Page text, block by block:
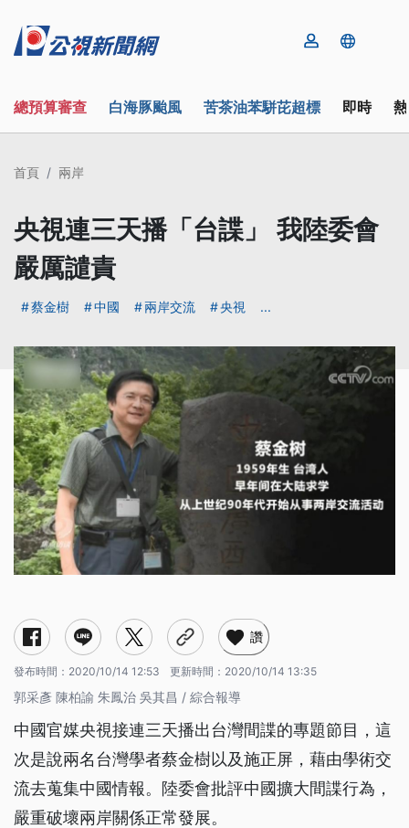
總預算審查 白海豚颱風 苦茶油苯駢芘超標 即時
首頁 兩岸
央視連三天播「台諜」 我陸委會
嚴厲譴責
蔡金樹 中國 兩岸交流 央視 ...
讚
發布時間： 2020/10/14 12:53 更新時間： 2020/10/14 13:35
郭采彥 陳柏諭 朱鳳治 吳其昌 / 綜合報導
中國官媒央視接連三天播出台灣間諜的專題節目，這
次是說兩名台灣學者蔡金樹以及施正屏，藉由學術交
流去蒐集中國情報。陸委會批評中國擴大間諜行為，
嚴重破壞兩岸關係正常發展。